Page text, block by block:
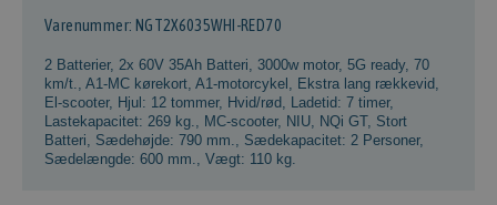
Varenummer: NGT2X6035WHI-RED70
2 Batterier, 2x 60V 35Ah Batteri 3000w motor, 5G ready, 70
km/t.
A1-MC kørekort A1-motorcykel Ekstra lang rækkevid
El-scooter, Hjul: 12 tommer, Hvid/rød Ladetid: 7 timer,
Lastekapacitet: 269 kg.
MC-scooter, NIU NQi GT, Stort
Batteri
Sædehøjde: 790 mm. Sædekapacitet: 2 Personer,
Sædelængde: 600 mm.
Vægt: 110 kg.